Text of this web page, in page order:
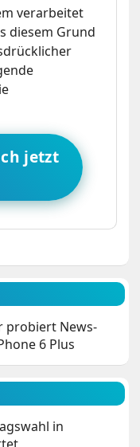
verarbeitet
diesem Grund
jetzt
probiert News-
6 Plus
in